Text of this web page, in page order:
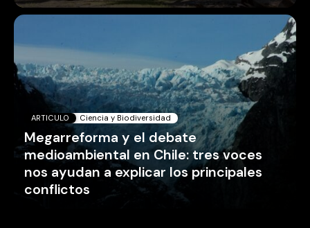
ARTICULO Ciencia y Biodiversidad
Megarreforma y el debate
medioambiental en Chile: tres voces
nos ayudan a explicar los principales
conflictos